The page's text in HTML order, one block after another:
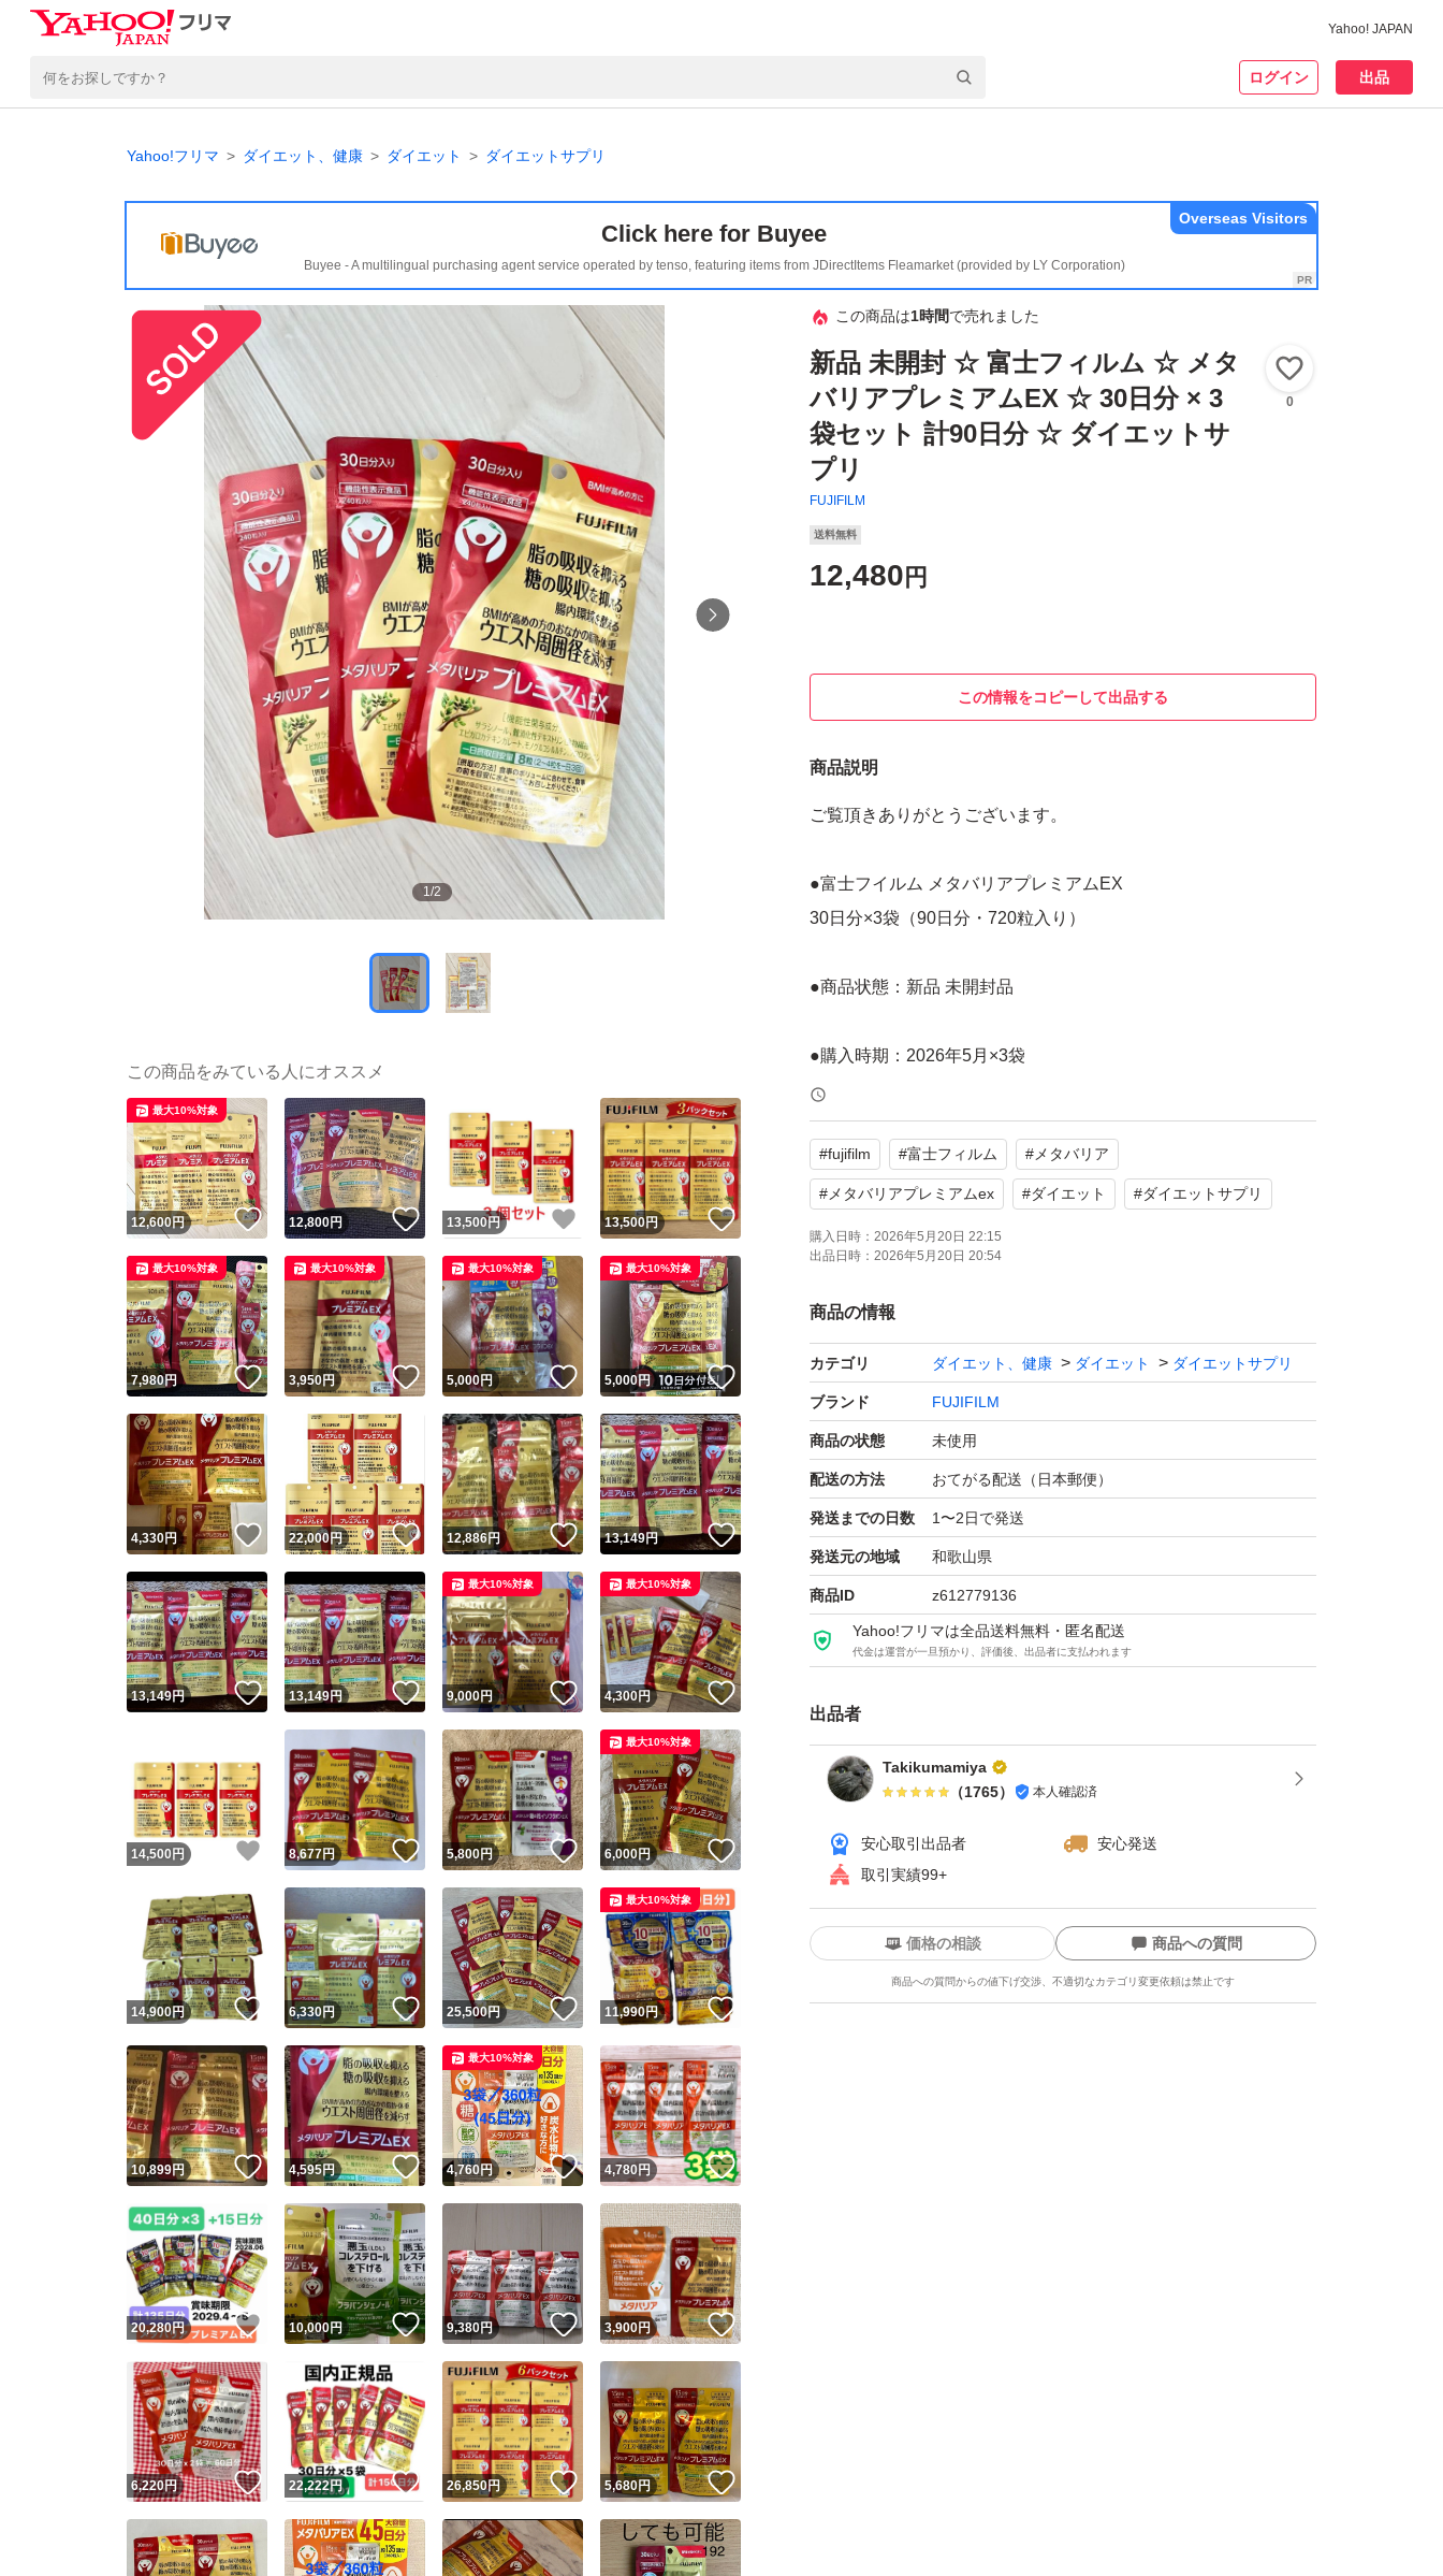
Yahoo! JAPAN
ログイン 出品
Yahoo!フリマ ダイエット、健康 ダイエット ダイエットサプリ
Click here for Buyee
Buyee - A multilingual purchasing agent service operated by tenso, featuring items from JDirectItems Fleamarket (provided by LY Corporation)
Overseas Visitors
1/2
この商品は1時間で売れました
新品 未開封 ☆ 富士フィルム ☆ メタ
バリアプレミアムEX ☆ 30日分 × 3
袋セット 計90日分 ☆ ダイエットサ
プリ
FUJIFILM
0
送料無料
12,480 円
この情報をコピーして出品する
商品説明
ご覧頂きありがとうございます。
●富士フイルム メタバリアプレミアムEX
30日分×3袋（90日分・720粒入り）
●商品状態：新品 未開封品
●購入時期：2026年5月×3袋
○賞味期限：2029年2月×3袋
※価格交渉中等であっても、即購入の方を優先させて頂きます。
ご了承下さいませ。
#fujifilm #富士フィルム # メタバリア
# メタバリアプレミアムex #ダイエット #ダイエットサプリ
購入日時： 2026年5月20日 22:15
出品日時： 2026年5月20日 20:54
商品の情報
カテゴリ ダイエット、健康 ダイエット ダイエットサプリ
ブランド FUJIFILM
商品の状態 未使用
配送の方法 おてがる配送（日本郵便）
発送までの日数 1〜2日で発送
発送元の地域 和歌山県
商品ID z612779136
Yahoo!フリマは全品送料無料・匿名配送
代金は運営が一旦預かり、評価後、出品者に支払われます
出品者
Takikumamiya
（1765） 本人確認済
安心取引出品者
安心発送
取引実績99+
ユーザーの実績について
Yahoo!フリマが定めた一定の基準を満たしたユーザーにバッジを付与しています
安心取引出品者
安心取引出品者 Yahoo!フリマの基準をクリアした安心・安全なユーザーです
取引実績
取引実績◯+ このユーザーはYahoo!フリマの取引を完了させた実績があります
他フリマ実績◯+ このユーザーは他フリマサービスでの取引実績があります
スピード&安心発送
※このバッジは実績に基づく表示であり、発送を保証しているものではありません
価格の相談 商品への質問
商品への質問からの値下げ交渉、不適切なカテゴリ変更依頼は禁止です
この商品の情報をコピーします
商品画像の無断転載は禁止されています
コピーは1商品につき1回
出品ページへ
キャンセル
この商品をみている人にオススメ
12,600円 いいね！
最大10%対象
12,800円 いいね！
13,500円 いいね！
13,500円 いいね！
7,980円 いいね！
最大10%対象
3,950円 いいね！
最大10%対象
5,000円 いいね！
最大10%対象
5,000円
最大10%対象
4,330円 いいね！
22,000円 いいね！
12,886円 いいね！
13,149円 いいね！
13,149円 いいね！
13,149円 いいね！
9,000円 いいね！
最大10%対象
4,300円
最大10%対象
14,500 円 いいね！
8,677円 いいね！
5,800円 いいね！
6,000円 いいね！
最大10%対象
14,900円 いいね！
6,330円 いいね！
25,500円 いいね！
11,990円
最大10%対象
10,899円 いいね！
4,595円 いいね！
4,760円 いいね！
最大10%対象
4,780円 いいね！
20,280円 いいね！
10,000円 いいね！
9,380円 いいね！
3,900円 いいね！
6,220円 いいね！
22,222円 いいね！
26,850円 いいね！
5,680円